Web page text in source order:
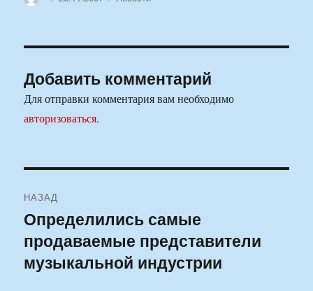
Добавить комментарий
Для отправки комментария вам необходимо
авторизоваться.
по
записям
НАЗАД
Предыдущая
запись:
Определились самые
продаваемые представители
музыкальной индустрии